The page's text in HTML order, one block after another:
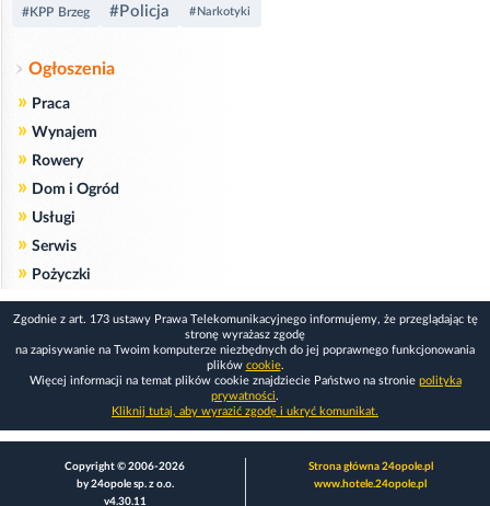
#KPP Brzeg #Policja #Narkotyki
Ogłoszenia
» Praca
» Wynajem
» Rowery
» Dom i Ogród
» Usługi
» Serwis
» Pożyczki
Zgodnie z art. 173 ustawy Prawa Telekomunikacyjnego informujemy, że przeglądając tę
stronę wyrażasz zgodę
na zapisywanie na Twoim komputerze niezbędnych do jej poprawnego funkcjonowania
plików cookie.
Więcej informacji na temat plików cookie znajdziecie Państwo na stronie polityka
prywatności.
Kliknij tutaj, aby wyrazić zgodę i ukryć komunikat.
Copyright © 2006-2026
by 24opole sp. z o.o.
v4.30.11
Strona główna 24opole.pl
www.hotele.24opole.pl